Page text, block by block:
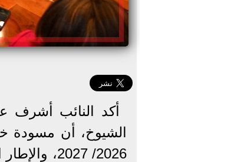
أكد النائب أشرف
الشيوخ، أن مسودة